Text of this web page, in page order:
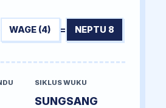
WAGE (4) = NEPTU 8
SIKLUS WUKU
SUNGSANG